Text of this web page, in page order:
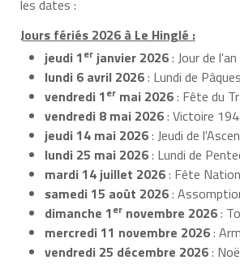
les dates :
Jours fériés 2026 à Le Hinglé :
jeudi 1er janvier 2026: Jour de l'an
lundi 6 avril 2026: Lundi de Pâques
vendredi 1er mai 2026: Fête du
vendredi 8 mai 2026: Victoire
jeudi 14 mai 2026: Jeudi de
lundi 25 mai 2026: Lundi de
mardi 14 juillet 2026: Fête
samedi 15 août 2026:
dimanche 1er novembre 2026:
mercredi 11 novembre 2026:
vendredi 25 décembre 2026: